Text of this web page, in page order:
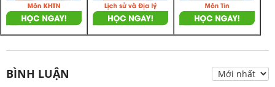
BÌNH LUẬN